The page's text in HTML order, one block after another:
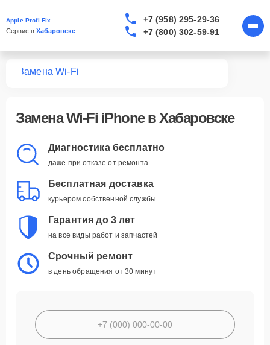
Apple Profi Fix
Сервис в Хабаровске
+7 (958) 295-29-36
+7 (800) 302-59-91
Замена Wi-Fi
Замена Wi-Fi iPhone в Хабаровске
Диагностика бесплатно
даже при отказе от ремонта
Бесплатная доставка
курьером собственной службы
Гарантия до 3 лет
на все виды работ и запчастей
Срочный ремонт
в день обращения от 30 минут